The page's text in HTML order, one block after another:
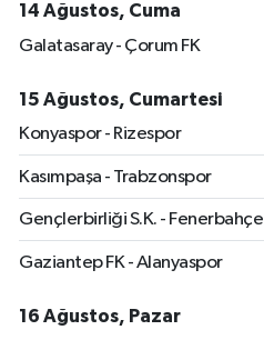
14 Ağustos, Cuma
Galatasaray - Çorum FK
15 Ağustos, Cumartesi
Konyaspor - Rizespor
Kasımpaşa - Trabzonspor
Gençlerbirliği S.K. - Fenerbahçe
Gaziantep FK - Alanyaspor
16 Ağustos, Pazar